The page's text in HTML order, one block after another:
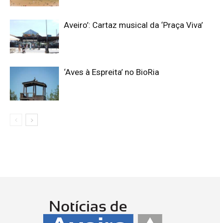
Aveiro’: Cartaz musical da ‘Praça Viva’
‘Aves à Espreita’ no BioRia